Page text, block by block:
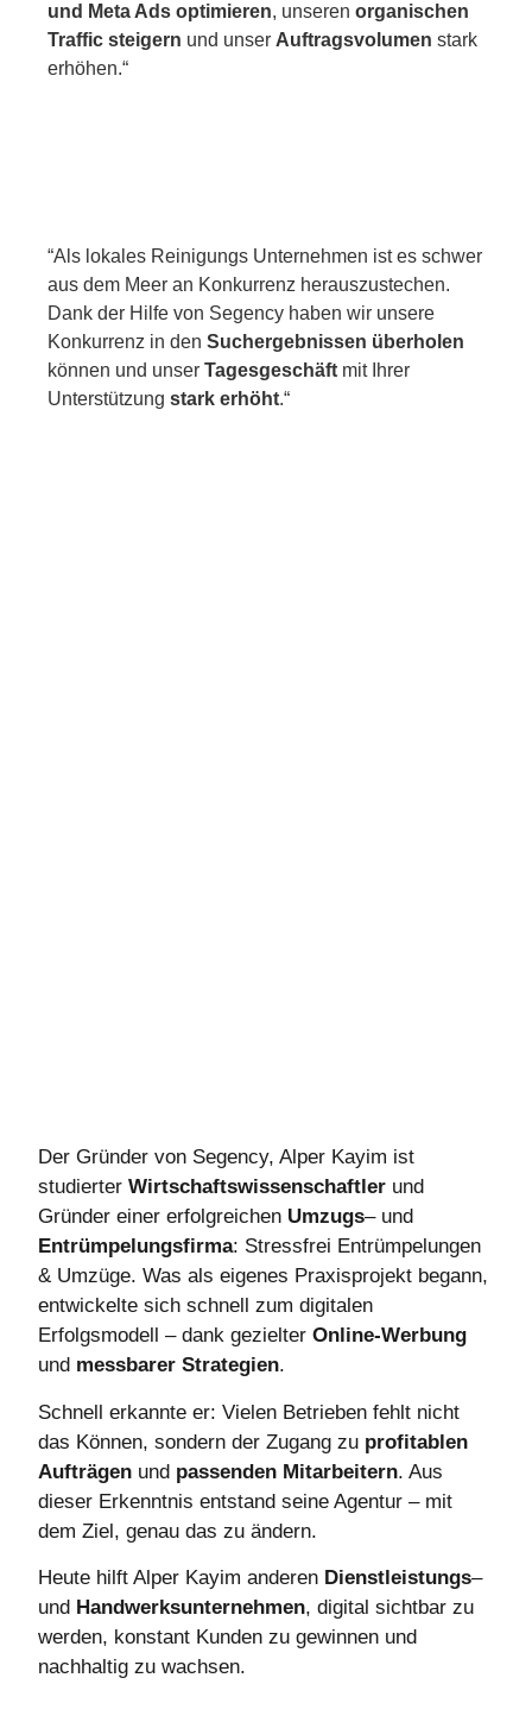
und Meta Ads optimieren, unseren organischen
Traffic steigern und unser Auftragsvolumen stark
erhöhen.“
“Als lokales Reinigungs Unternehmen ist es schwer
aus dem Meer an Konkurrenz herauszustechen.
Dank der Hilfe von Segency haben wir unsere
Konkurrenz in den Suchergebnissen überholen
können und unser Tagesgeschäft mit Ihrer
Unterstützung stark erhöht.“
Der Gründer von Segency, Alper Kayim ist
studierterWirtschaftswissenschaftler und
Gründer einer erfolgreichen Umzugs– und
Entrümpelungsfirma: Stressfrei Entrümpelungen
& Umzüge. Was als eigenes Praxisprojekt begann,
entwickelte sich schnell zum digitalen
Erfolgsmodell – dank gezielterOnline-Werbung
und messbarer Strategien.
Schnell erkannte er: Vielen Betrieben fehlt nicht
das Können, sondern der Zugang zu profitablen
Aufträgen und passenden Mitarbeitern. Aus
dieser Erkenntnis entstand seine Agentur – mit
dem Ziel, genau das zu ändern.
Heute hilft Alper Kayim anderen Dienstleistungs–
und Handwerksunternehmen, digital sichtbar zu
werden, konstant Kunden zu gewinnen und
nachhaltig zu wachsen.